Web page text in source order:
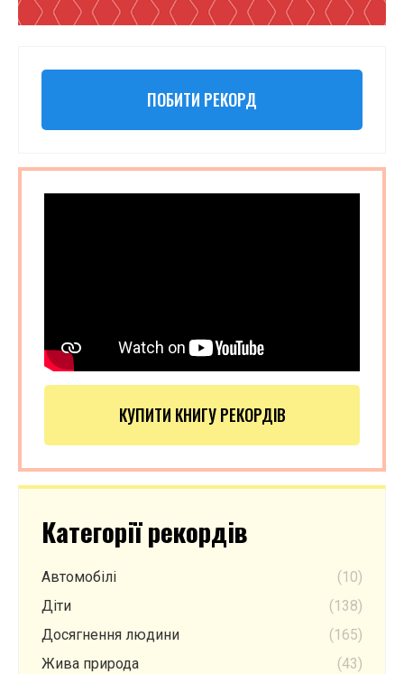
ПОБИТИ РЕКОРД
КУПИТИ КНИГУ РЕКОРДІВ
Категорії рекордів
Автомобілі
(10)
Діти
(138)
Досягнення людини
(165)
Жива природа
(43)